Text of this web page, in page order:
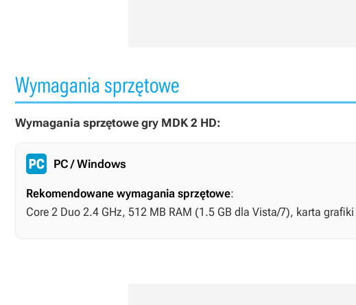
Wymagania sprzętowe
Wymagania sprzętowe gry MDK 2 HD:
PC / Windows
Rekomendowane wymagania sprzętowe:
Core 2 Duo 2.4 GHz, 512 MB RAM (1.5 GB dla Vista/7), karta